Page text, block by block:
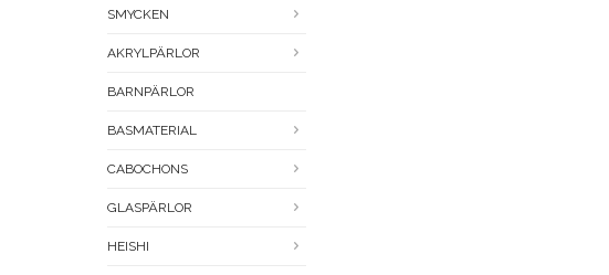
SMYCKEN
AKRYLPÄRLOR
BARNPÄRLOR
BASMATERIAL
CABOCHONS
GLASPÄRLOR
HEISHI